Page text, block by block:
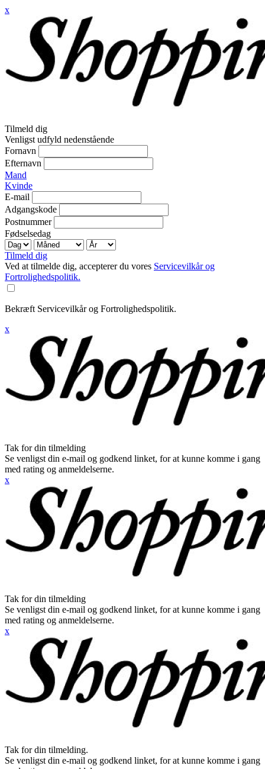
x
Tilmeld dig
Venligst udfyld nedenstående
Fornavn
Efternavn
Mand
Kvinde
E-mail
Adgangskode
Postnummer
Fødselsedag
Tilmeld dig
Ved at tilmelde dig, accepterer du vores Servicevilkår og
Fortrolighedspolitik.
Bekræft Servicevilkår og Fortrolighedspolitik.
x
Tak for din tilmelding
Se venligst din e-mail og godkend linket, for at kunne komme i gang
med rating og anmeldelserne.
x
Tak for din tilmelding
Se venligst din e-mail og godkend linket, for at kunne komme i gang
med rating og anmeldelserne.
x
Tak for din tilmelding.
Se venligst din e-mail og godkend linket, for at kunne komme i gang